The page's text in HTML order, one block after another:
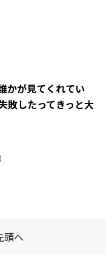
かが見てくれてい
敗したってきっと大
頭へ